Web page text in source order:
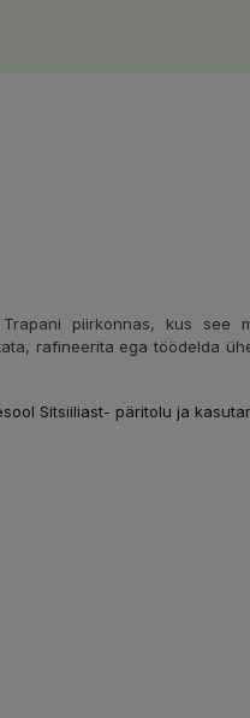
piirkonnas, kus see
rafineerita ega töödelda
Sitsiiliast- päritolu ja